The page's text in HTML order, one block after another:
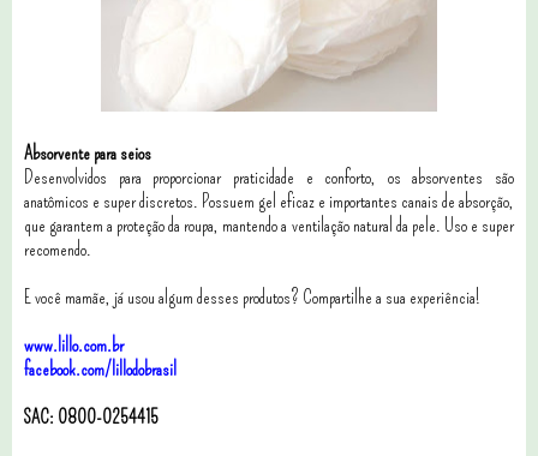
Absorvente para seios
Desenvolvidos para proporcionar praticidade e conforto, os absorventes são
anatômicos e super discretos. Possuem gel eficaz e importantes canais de absorção,
que garantem a proteção da roupa, mantendo a ventilação natural da pele. Uso e super
recomendo.
E você mamãe, já usou algum desses produtos? Compartilhe a sua experiência!
www.lillo.com.br
facebook.com/lillodobrasil
SAC: 0800-0254415